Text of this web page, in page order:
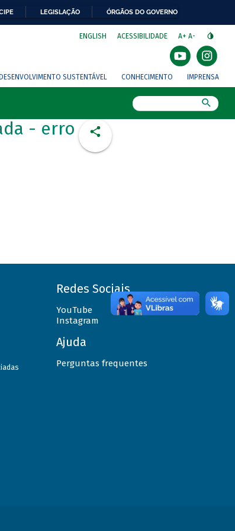
LEGISLAÇÃO ÓRGÃOS DO GOVERNO
ENGLISH ACESSIBILIDADE A+ A-
SUSTENTÁVEL CONHECIMENTO IMPRENSA
- erro
Redes Sociais
YouTube
Instagram
Ajuda
Perguntas frequentes